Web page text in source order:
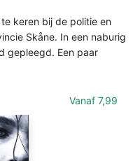
keren bij de politie en
Skåne. In een naburig
gepleegd. Een paar
Vanaf 7,99